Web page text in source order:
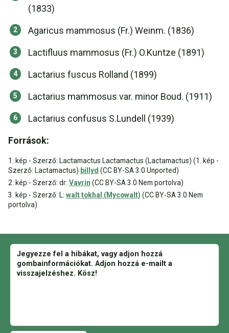
(1833)
Agaricus mammosus (Fr.) Weinm. (1836)
Lactifluus mammosus (Fr.) O.Kuntze (1891)
Lactarius fuscus Rolland (1899)
Lactarius mammosus var. minor Boud. (1911)
Lactarius confusus S.Lundell (1939)
Források:
1. kép - Szerző: Lactamactus Lactamactus (Lactamactus) (1. kép -
Szerző: Lactamactus) billyd (CC BY-SA 3.0 Unported)
2. kép - Szerző: dr: Vavrin (CC BY-SA 3.0 Nem portolva)
3. kép - Szerző: L: walt tokhal (Mycowalt) (CC BY-SA 3.0 Nem
portolva)